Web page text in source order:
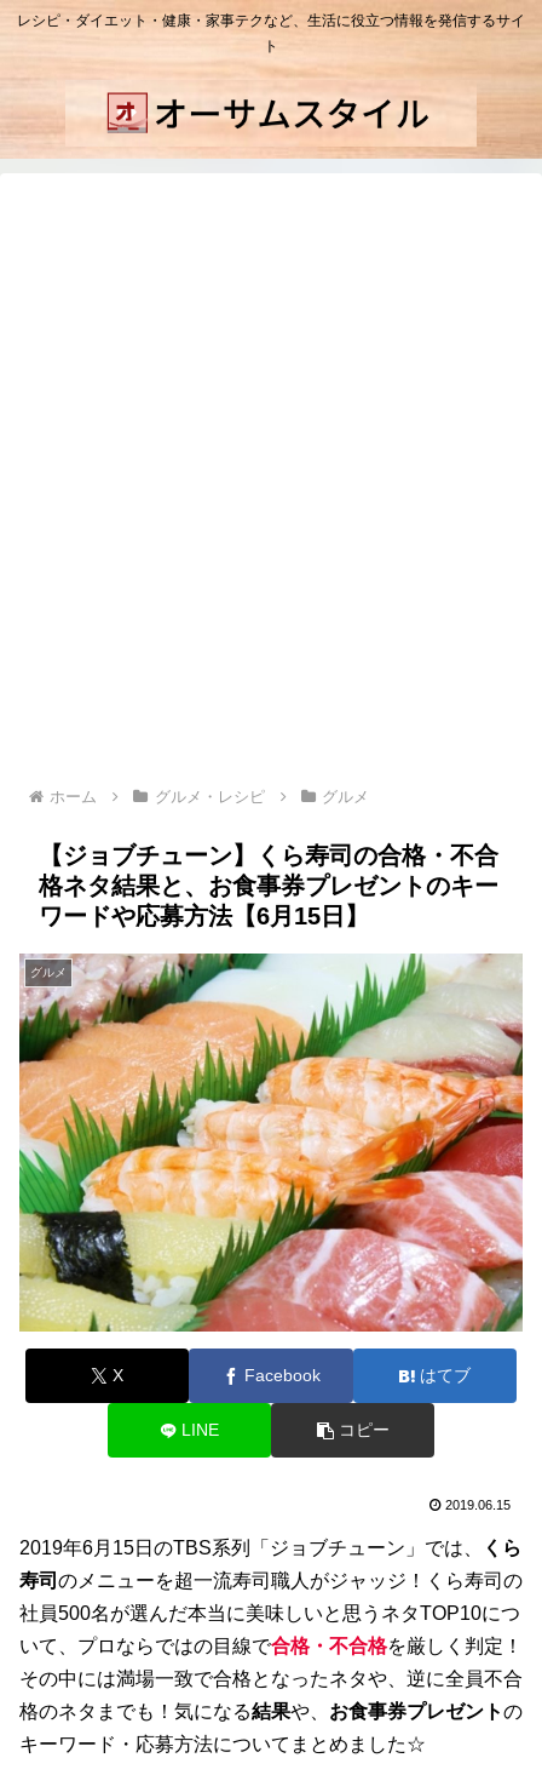
レシピ・ダイエット・健康・家事テクなど、生活に役立つ情報を発信するサイ
ト
ホーム グルメ・レシピ グルメ
【ジョブチューン】くら寿司の合格・不合
格ネタ結果と、お食事券プレゼントのキー
ワードや応募方法【6月15日】
グルメ
X Facebook はてブ
LINE コピー
2019.06.15
2019年6月15日のTBS系列「ジョブチューン」では、
くら
寿司 のメニューを超一流寿司職人がジャッジ！くら寿司の
社員500名が選んだ本当に美味しいと思うネタTOP10につ
いて、プロならではの目線で合格・不合格を厳しく判定！
その中には満場一致で合格となったネタや、逆に全員不合
格のネタまでも！気になる結果や、 お食事券プレゼントの
キーワード・応募方法についてまとめました☆